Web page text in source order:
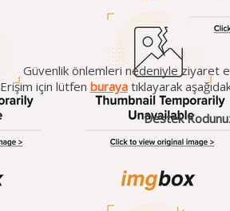
Güvenlik önlemleri nedeniyle ziyaret
Erişim için lütfen burayatıklayarak
Destek